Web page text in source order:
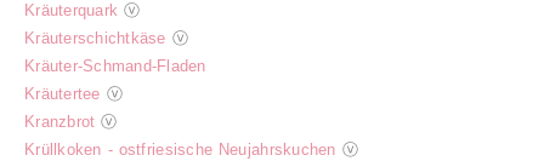
Kräuterquark ⓥ
Kräuterschichtkäse ⓥ
Kräuter-Schmand-Fladen
Kräutertee ⓥ
Kranzbrot ⓥ
Krüllkoken - ostfriesische Neujahrskuchen ⓥ